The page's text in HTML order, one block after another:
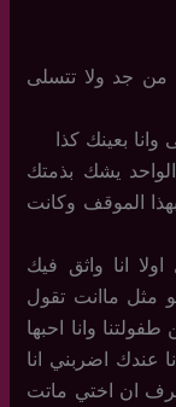
جد ولا تتسلى
بعينك كذا
يشك بذمتك
الموقف وكانت
انا واثق فيك
مثل ماانت تقول
وانا احبها
عندك اضربني انا
ان اختي ماتت